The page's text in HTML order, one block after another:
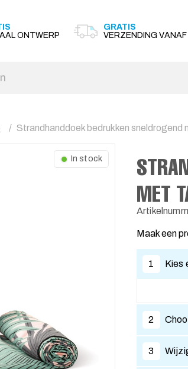
ONTWERP
GRATIS
VERZENDING
Strandhanddoek bedrukken sneldrogend
In stock
MET
Maak een
1 Kies
2
3